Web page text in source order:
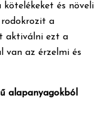
kötelékeket és növeli
rodokrozit a
aktiválni ezt a
van az érzelmi és
alapanyagokból